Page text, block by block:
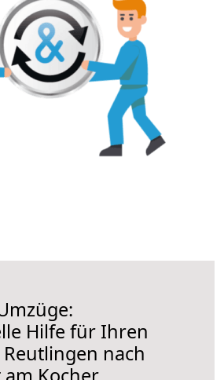
Hilfe für Ihren
nach